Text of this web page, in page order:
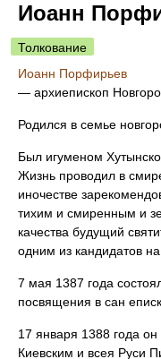
Иоанн
Толкование
Иоанн Порфирьев
— архиепископ
Родился в семье
Был игуменом
Жизнь проводил в
иночестве
тихим и смиренным и
качества будущий
одним из кандидатов
7 мая 1387 года
посвящения в сан
17 января 1388 года
Киевским и всея Руси